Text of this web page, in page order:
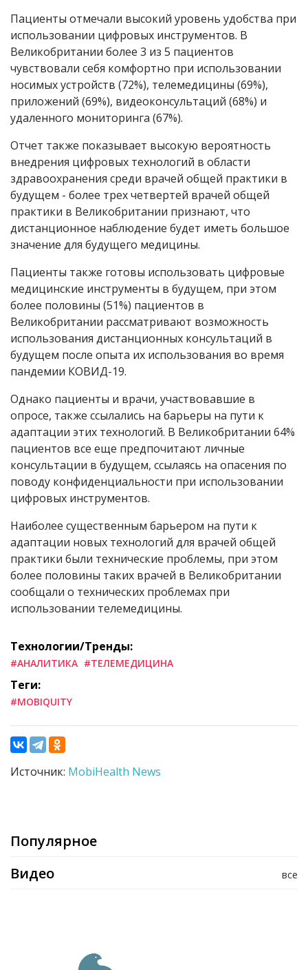
Пациенты отмечали высокий уровень удобства при
использовании цифровых инструментов. В
Великобритании более 3 из 5 пациентов
чувствовали себя комфортно при использовании
носимых устройств (72%), телемедицины (69%),
приложений (69%), видеоконсультаций (68%) и
удаленного мониторинга (67%).
Отчет также показывает высокую вероятность
внедрения цифровых технологий в области
здравоохранения среди врачей общей практики в
будущем - более трех четвертей врачей общей
практики в Великобритании признают, что
дистанционное наблюдение будет иметь большое
значение для будущего медицины.
Пациенты также готовы использовать цифровые
медицинские инструменты в будущем, при этом
более половины (51%) пациентов в
Великобритании рассматривают возможность
использования дистанционных консультаций в
будущем после опыта их использования во время
пандемии КОВИД-19.
Однако пациенты и врачи, участвовавшие в
опросе, также ссылались на барьеры на пути к
адаптации этих технологий. В Великобритании 64%
пациентов все еще предпочитают личные
консультации в будущем, ссылаясь на опасения по
поводу конфиденциальности при использовании
цифровых инструментов.
Наиболее существенным барьером на пути к
адаптации новых технологий для врачей общей
практики были технические проблемы, при этом
более половины таких врачей в Великобритании
сообщали о технических проблемах при
использовании телемедицины.
Технологии/Тренды:
#АНАЛИТИКА #ТЕЛЕМЕДИЦИНА
Теги:
#MOBIQUITY
Источник: MobiHealth News
Популярное
все
Видео